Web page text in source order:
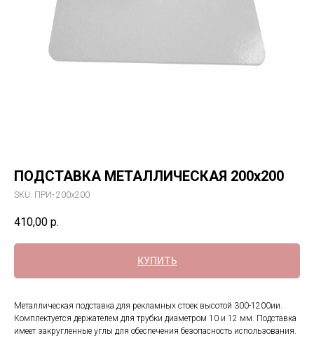
ПОДСТАВКА МЕТАЛЛИЧЕСКАЯ 200х200
SKU: ПРИ- 200х200
410,00 р.
КУПИТЬ
Металлическая подставка для рекламных стоек высотой 300-1200ии.
Комплектуется держателем для трубки диаметром 10 и 12 мм. Подставка
имеет закругленные углы для обеспечения безопасность использования.